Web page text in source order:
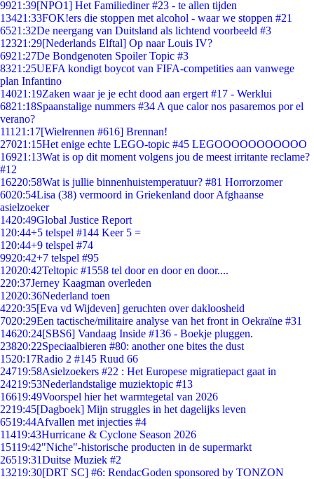
9921:39[NPO1] Het Familiediner #23 - te allen tijden
13421:33FOK!ers die stoppen met alcohol - waar we stoppen #21
6521:32De neergang van Duitsland als lichtend voorbeeld #3
12321:29[Nederlands Elftal] Op naar Louis IV?
6921:27De Bondgenoten Spoiler Topic #3
8321:25UEFA kondigt boycot van FIFA-competities aan vanwege
plan Infantino
14021:19Zaken waar je je echt dood aan ergert #17 - Werklui
6821:18Spaanstalige nummers #34 A que calor nos pasaremos por el
verano?
111 21:17[Wielrennen #616] Brennan!
27021:15Het enige echte LEGO-topic #45 LEGOOOOOOOOOOO
16921:13Wat is op dit moment volgens jou de meest irritante reclame?
#12
16220:58Wat is jullie binnenhuistemperatuur? #81 Horrorzomer
6020:54Lisa (38) vermoord in Griekenland door Afghaanse
asielzoeker
1420:49Global Justice Report
1 20:44+5 telspel #144 Keer 5 =
1 20:44+9 telspel #74
9920:42+7 telspel #95
12020:42Teltopic #1558 tel door en door en door....
220:37Jerney Kaagman overleden
12020:36Nederland toen
4220:35[Eva vd Wijdeven] geruchten over dakloosheid
7020:29Een tactische/militaire analyse van het front in Oekraïne #31
14620:24[SBS6] Vandaag Inside #136 - Boekje pluggen.
23820:22Speciaalbieren #80: another one bites the dust
1520:17Radio 2 #145 Ruud 66
24719:58Asielzoekers #22 : Het Europese migratiepact gaat in
24219:53Nederlandstalige muziektopic #13
16619:49Voorspel hier het warmtegetal van 2026
2219:45[Dagboek] Mijn struggles in het dagelijks leven
6519:44Afvallen met injecties #4
11419:43Hurricane & Cyclone Season 2026
15119:42"Niche"-historische producten in de supermarkt
26519:31Duitse Muziek #2
13219:30[DRT SC] #6: RendacGoden sponsored by TONZON